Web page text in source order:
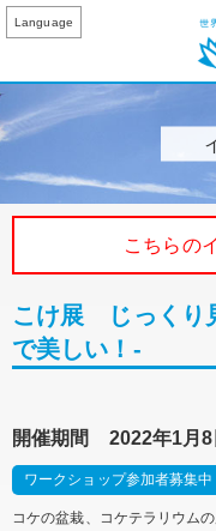
Language
こちらの
こけ展 じっくり
で美しい！-
開催期間 2022年1月8
ワークショップ参加者募集中
コケの盆栽、コケテラリウム